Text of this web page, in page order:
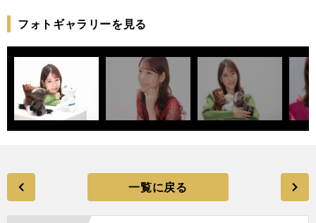
フォトギャラリーを見る
一覧に戻る